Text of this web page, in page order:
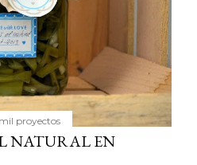
proyectos
NATURAL EN